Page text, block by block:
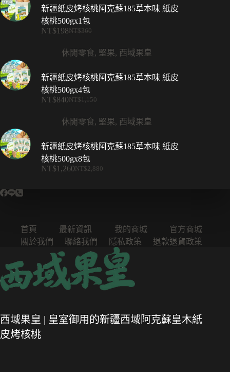
格：
NT$578。
格：
NT$498。
新疆紙皮烤核桃阿克蘇185草本味 紙皮
核桃500gx1包
NT$360
始
格：
NT$360。
NT$198
前
格：
NT$198。
休閒零食, 堅果, 西域果皇
新疆紙皮烤核桃阿克蘇185草本味 紙皮
核桃500gx4包
NT$1,150
始
格：
NT$1,150。
NT$840
前
格：
NT$840。
休閒零食, 堅果, 西域果皇
新疆紙皮烤核桃阿克蘇185草本味 紙皮
核桃500gx8包
NT$2,880
NT$2,880。
NT$1,260
NT$1,260。
首頁 最新資訊 我的商城
官方商城
關於我們
聯絡我們 隱私政策 退款退貨政策
西域果皇 | 皇室御用的新疆西域阿克蘇皇木紙
皮烤核桃